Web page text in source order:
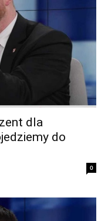
dla
do
0